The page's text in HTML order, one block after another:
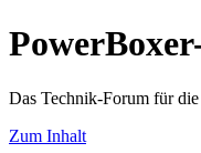
Das Technik-Forum für
Zum Inhalt